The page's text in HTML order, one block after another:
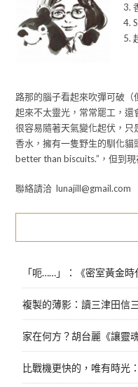
3.
4.
5.
路那的腦子看起來吹彈可破
起來不太靈光，常常罷工，
很容易隨著天氣變化起伏，只
香水，擁有一隻野生的馴化貓
better than biscuits.”，但到現
聯絡請洽 lunajill@gmail.com
「呃……」：《密室黃金
複製的薄影：讀三津田信
家在何方？胡台麗《讓靈
比戰機更快的，唯有時光